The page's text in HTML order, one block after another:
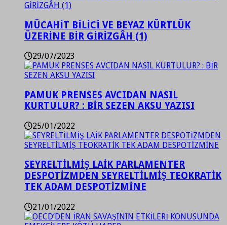
MÜCAHİT BİLİCİ VE BEYAZ KÜRTLÜK
ÜZERİNE BİR GİRİZGÂH (1)
29/07/2023
PAMUK PRENSES AVCIDAN NASIL
KURTULUR? : BİR SEZEN AKSU YAZISI
25/01/2022
SEYRELTİLMİŞ LAİK PARLAMENTER
DESPOTİZMDEN SEYRELTİLMİŞ TEOKRATİK
TEK ADAM DESPOTİZMİNE
21/01/2022